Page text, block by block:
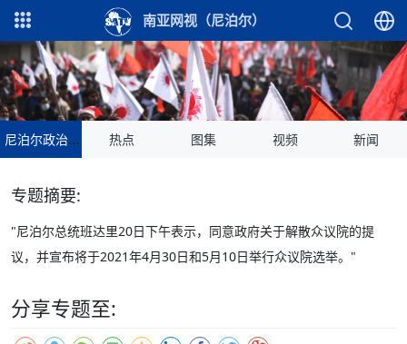
南亚网视（尼泊尔）
尼泊尔政治动荡专题 热点 图集 视频 新闻
专题摘要:
"尼泊尔总统班达里20日下午表示，同意政府关于解散众议院的提
议，并宣布将于2021年4月30日和5月10日举行众议院选举。"
分享专题至: